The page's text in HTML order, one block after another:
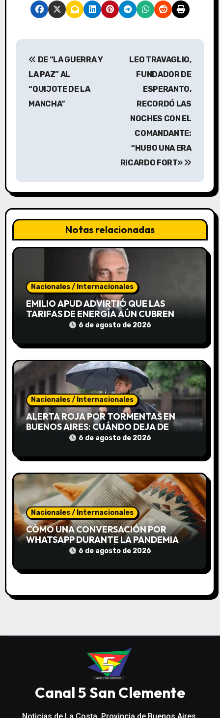
N
i
ó
d
r
a
d
a
s
DE “LA GUERRA Y
LA PAZ” AL
“QUIJOTE DE LA
MANCHA”
LEO TRAVAGLIO,
FUNDADOR DE
ESPERANTO,
RECORDÓ LAS
NOCHES CON EL
COMANDANTE:
“HUBO UNA ERA
RICARDO FORT»
Notas relacionadas
Nacionales / Internacionales
EMILIO APUD ADVIRTIÓ QUE LAS
TARIFAS DE ENERGÍA AÚN CUBREN
SOLO EL 55% DEL COSTO Y ALERTÓ
6 de agosto de 2026
Nacionales / Internacionales
ALERTA ROJA POR TORMENTAS EN
BUENOS AIRES: CUÁNDO DEJA DE
6 de agosto de 2026
Nacionales / Internacionales
CÓMO UNA CONVERSACIÓN POR
WHATSAPP DURANTE LA PANDEMIA
TERMINÓ CONVIRTIÉNDOSE EN UN
6 de agosto de 2026
Canal 5 San Clemente
Noticias de La Costa, Provincia de Buenos Aires,